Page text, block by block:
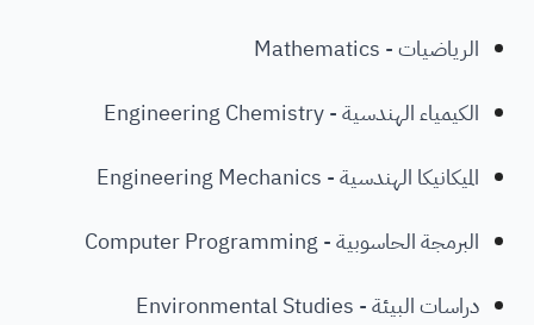
الرياضيات - Mathematics
الكيمياء الهندسية - Engineering Chemistry
الميكانيكا الهندسية - Engineering Mechanics
البرمجة الحاسوبية - Computer Programming
دراسات البيئة - Environmental Studies